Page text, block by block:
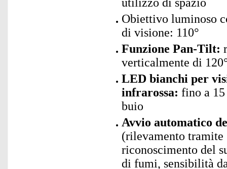
Obiettivo luminoso
di visione: 110°
Funzione Pan-Tilt:
verticalmente di
LED bianchi per
infrarossa: fino a
buio
Avvio automatico
(rilevamento tramite
riconoscimento del
di fumi, sensibilità